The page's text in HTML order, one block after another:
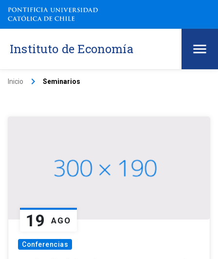
Instituto de Economía
Inicio keyboard_arrow_right Seminarios
19 AGO
Conferencias